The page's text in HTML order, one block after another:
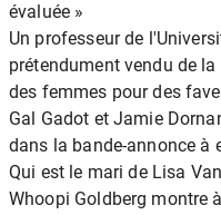
évaluée »
Un professeur de
prétendument vendu de
des femmes pour des
Gal Gadot et Jamie
dans la bande-annonce à
Qui est le mari de Lisa
Whoopi Goldberg montre